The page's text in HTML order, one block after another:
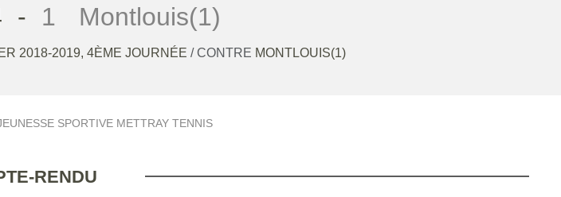
- 1 Montlouis(1)
2018-2019, 4ÈME JOURNÉE / CONTRE MONTLOUIS(1)
SPORTIVE METTRAY TENNIS
RENDU